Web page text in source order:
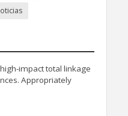
impact total linkage
Appropriately